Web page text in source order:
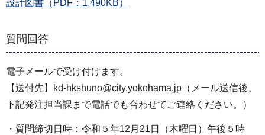
設計図書（PDF：1,490KB）
質問回答
電子メールで受け付けます。
【送付先】kd-hkshuno@city.yokohama.jp（メール送信後、
下記発注担当課まで電話でも合わせてご連絡ください。）
・質問締切日時：令和５年12月21日（木曜日）午後５時